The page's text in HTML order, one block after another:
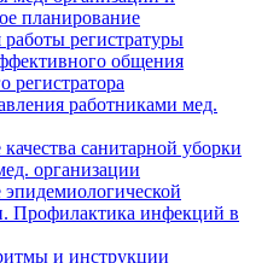
планирование
регистратуры
общения
регистратора
работниками мед.
санитарной уборки
организации
Профилактика инфекций в
и инструкции